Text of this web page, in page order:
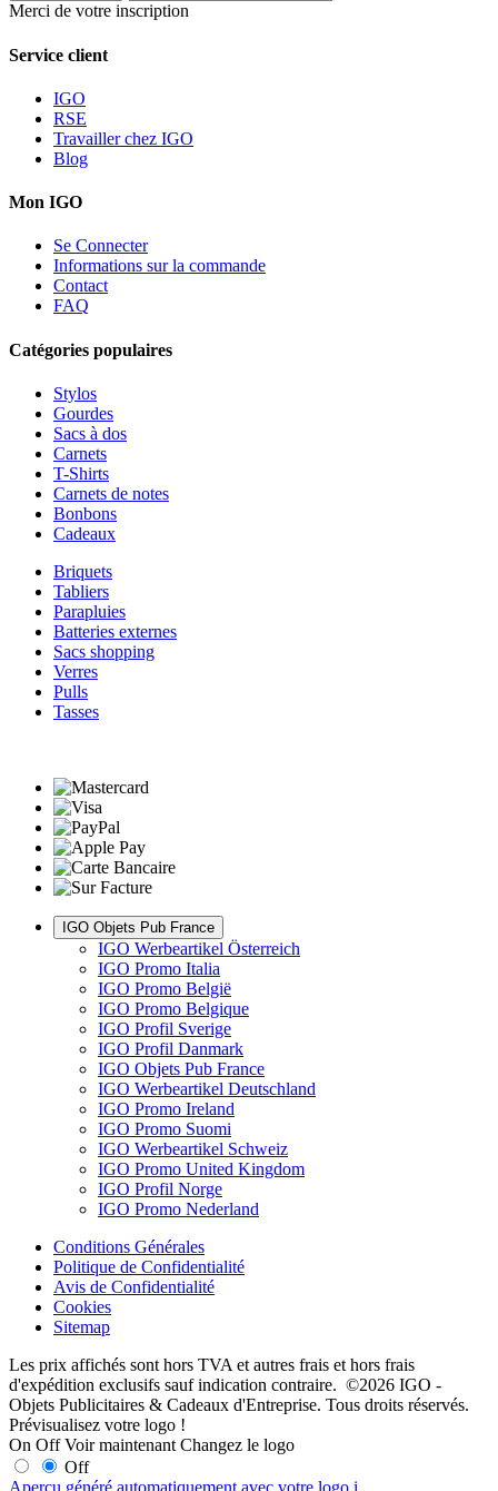
Merci de votre inscription
Service client
IGO
RSE
Travailler chez IGO
Blog
Mon IGO
Se Connecter
Informations sur la commande
Contact
FAQ
Catégories populaires
Stylos
Gourdes
Sacs à dos
Carnets
T-Shirts
Carnets de notes
Bonbons
Cadeaux
Briquets
Tabliers
Parapluies
Batteries externes
Sacs shopping
Verres
Pulls
Tasses
IGO Objets Pub France
IGO Werbeartikel Österreich
IGO Promo Italia
IGO Promo België
IGO Promo Belgique
IGO Profil Sverige
IGO Profil Danmark
IGO Objets Pub France
IGO Werbeartikel Deutschland
IGO Promo Ireland
IGO Promo Suomi
IGO Werbeartikel Schweiz
IGO Promo United Kingdom
IGO Profil Norge
IGO Promo Nederland
Conditions Générales
Politique de Confidentialité
Avis de Confidentialité
Cookies
Sitemap
Les prix affichés sont hors TVA et autres frais et hors frais
d'expédition exclusifs sauf indication contraire. ©2026 IGO -
Objets Publicitaires & Cadeaux d'Entreprise. Tous droits réservés.
Prévisualisez votre logo !
On Off Voir maintenant Changez le logo
Off
Aperçu généré automatiquement avec votre logo i